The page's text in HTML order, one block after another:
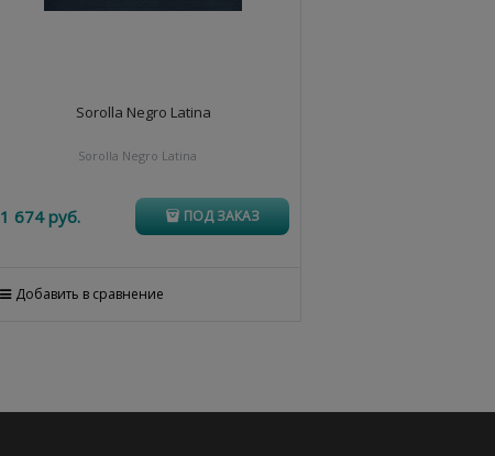
Sorolla Negro Latina
Sorolla Negro Latina
1 674 руб. ПОД ЗАКАЗ
Добавить в сравнение